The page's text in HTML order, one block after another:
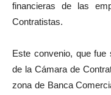
financieras de las
Contratistas.
Este convenio, que fue
de la Cámara de
zona de Banca